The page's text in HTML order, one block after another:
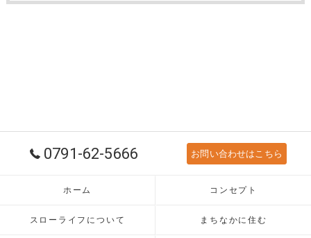
0791-62-5666 お問い合わせはこちら
ホーム コンセプト
スローライフについて まちなかに住む